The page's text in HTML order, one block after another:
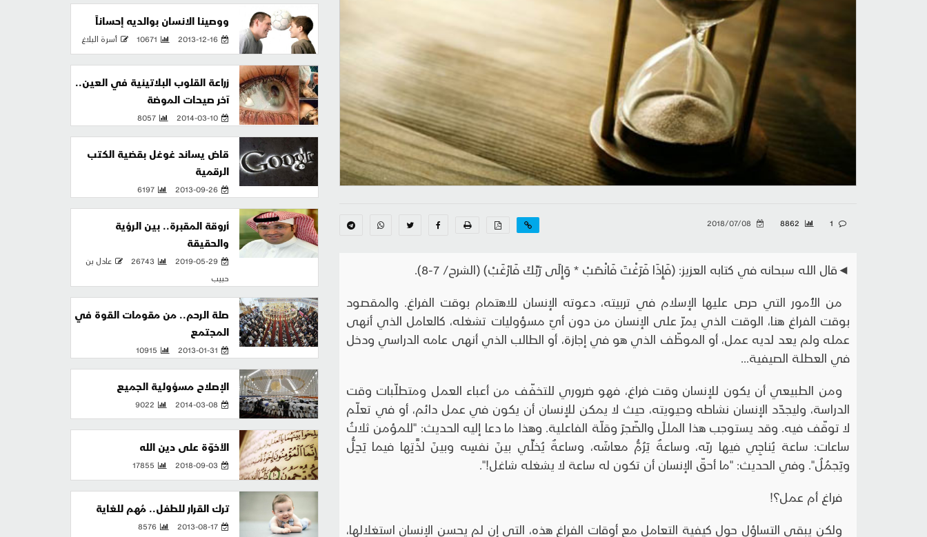
◄قال الله سبحانه في كتابه العزيز: (فَإِذَا فَرَغْتَ فَانْصَبْ * وَإِلَى رَبِّكَ فَارْغَبْ) (الشرح/ 7-8).
من الأُمور التي حرص عليها الإسلام في تربيته، دعوته الإنسان للاهتمام بوقت الفراغ. والمقصود
بوقت الفراغ هنا، الوقت الذي يمرّ على الإنسان من دون أيّ مسؤوليات تشغله، كالعامل الذي أنهى
عمله ولم يعد لديه عمل، أو الموظّف الذي هو في إجازة، أو الطالب الذي أنهى عامه الدراسي ودخل
في العطلة الصيفية...
ومن الطبيعي أن يكون للإنسان وقت فراغ، فهو ضروري للتخفّف من أعباء العمل ومتطلّبات وقت
الدراسة، وليجدّد الإنسان نشاطه وحيويته، حيث لا يمكن للإنسان أن يكون في عمل دائم، أو في تعلّم
لا توقّف فيه. وقد يستوجب هذا المللَ والضّجرَ وقلّة الفاعلية. وهذا ما دعا إليه الحديث: "للمؤمن ثلاثُ
ساعات: ساعة يُناجِي فيها ربّه، وساعةٌ يَرُمُّ معاشَه، وساعةٌ يُخلِّي بينَ نفسِه وبينَ لذَّتِها فيما يَحِلُّ
ويَجمُلُ". وفي الحديث: "ما أحقّ الإنسان أن تكون له ساعة لا يشغله شاغل!".
فراغ أم عمل؟!
ولكن يبقى التساؤل حول كيفية التعامل مع أوقات الفراغ هذه، التي إن لم يحسن الإنسان استغلالها،
ووصينا الانسان بوالديه إحساناً
2013-12-16
10671 أسرة البلاغ
زراعة القلوب البلاتينية في العين..
آخر صيحات الموضة
2014-03-10
8057
قاض يساند غوغل بقضية الكتب
الرقمية
2013-09-26
6197
أروقة المقبرة.. بين الرؤية
والحقيقة
2019-05-29
26743
عادل بن
حبيب
صلة الرحم.. من مقومات القوة في
المجتمع
2013-01-31
10915
الإصلاح مسؤولية الجميع
2014-03-08
9022
الأخوّة على دين الله
2018-09-03
17855
ترك القرار للطفل.. مُهم للغاية
2013-08-17
8576